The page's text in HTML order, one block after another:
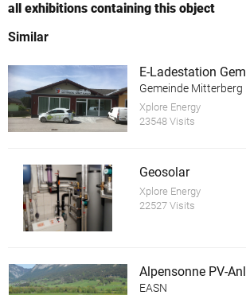
all exhibitions containing this object
Similar
Gemeinde Mitterberg
Xplore Energy
23548 Visits
Geosolar
Xplore Energy
22527 Visits
EASN